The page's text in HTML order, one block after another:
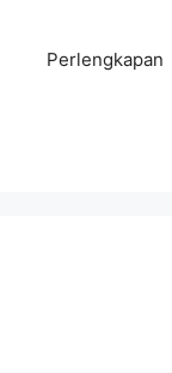
Perlengkapan